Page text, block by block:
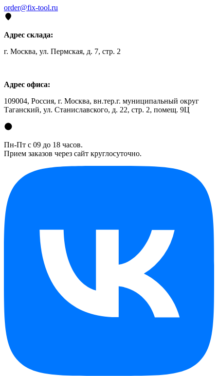
order@fix-tool.ru
Адрес склада:
г. Москва, ул. Пермская, д. 7, стр. 2
Адрес офиса:
109004, Россия, г. Москва, вн.тер.г. муниципальный округ
Таганский, ул. Станиславского, д. 22, стр. 2, помещ. 9Ц
Пн-Пт с 09 до 18 часов.
Прием заказов через сайт круглосуточно.